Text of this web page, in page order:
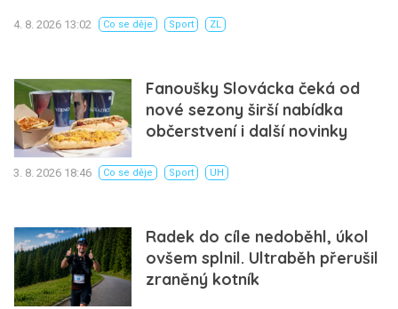
4. 8. 2026 13:02 Co se děje Sport ZL
Fanoušky Slovácka čeká od
nové sezony širší nabídka
občerstvení i další novinky
3. 8. 2026 18:46 Co se děje Sport UH
Radek do cíle nedoběhl, úkol
ovšem splnil. Ultraběh přerušil
zraněný kotník